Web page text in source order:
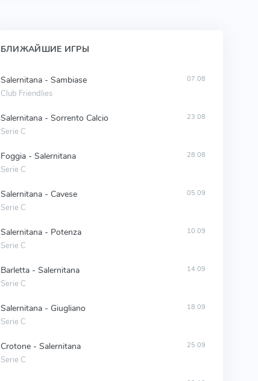
БЛИЖАЙШИЕ ИГРЫ
Salernitana - Sambiase
Club Friendlies
07.08
Salernitana - Sorrento Calcio
Serie C
23.08
Foggia - Salernitana
Serie C
28.08
Salernitana - Cavese
Serie C
05.09
Salernitana - Potenza
Serie C
10.09
Barletta - Salernitana
Serie C
14.09
Salernitana - Giugliano
Serie C
18.09
Crotone - Salernitana
Serie C
25.09